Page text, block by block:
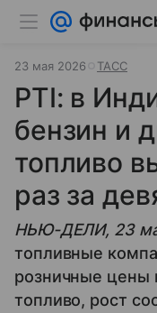
23 мая 2026 ТАСС
PTI: в
бензин и
топливо
раз за
НЬЮ-ДЕЛИ, 23
топливные
розничные цены
топливо, рост